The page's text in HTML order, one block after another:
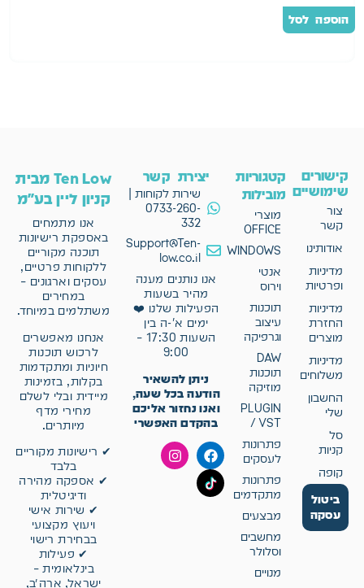
הוספה לסל
קישורים
שימושיים
צור
קשר
אודותינו
מדיניות
ופרטיות
מדיניות
החזרת
מוצרים
מדיניות
משלוחים
החשבון
שלי
סל
קניות
קופה
ביטול
עסקה
קטגוריות
מובילות
מוצרי
OFFICE
WINDOWS
אנטי
וירוס
תוכנות
עיצוב
וגרפיקה
DAW
תוכנות
מוזיקה
PLUGIN
/ VST
פתרונות
לעסקים
פתרונות
מתקדמים
מבצעים
מחשבים
וסלולר
מנויים
יצירת קשר
שירות לקוחות |
0733-260-
332
Support@Ten-
low.co.il
אנו נותנים מענה
מהיר בשעות
הפעילות שלנו ❤️
ימים א'-ה בין
השעות 17:30 –
9:00
ניתן להשאיר
הודעה בכל שעה,
ואנו נחזור אליכם
בהקדם האפשרי
Ten Low מבית
קניון ליין בע"מ
אנו מתמחים
באספקת רישיונות
תוכנה מקוריים
ללקוחות פרטיים,
עסקים וארגונים –
במחירים
משתלמים במיוחד.
אנחנו מאפשרים
לרכוש תוכנות
חיוניות ומתקדמות
בקלות, בזמינות
מיידית ובלי לשלם
מחירי מדף
מיותרים.
✔ רישיונות מקוריים
בלבד
✔ אספקה מהירה
ודיגיטלית
✔ שירות אישי
ויעוץ מקצועי
בבחירת רישוי
✔ פעילות
בינלאומית –
ישראל, ארה״ב,